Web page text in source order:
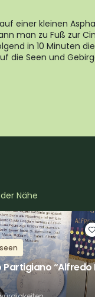
einer kleinen
man zu Fuß zur
in 10 Minuten
die Seen und
Nähe
Partigiano “Alfredo